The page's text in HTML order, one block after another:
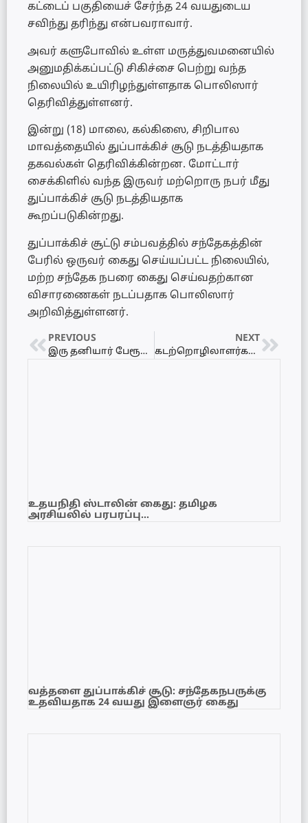
கட்டைப் பகுதியைச் சேர்ந்த 24 வயதுடைய
சவிந்து தரிந்து என்பவராவார்.
அவர் களுபோவில் உள்ள மருத்துவமனையில்
அனுமதிக்கப்பட்டு சிகிச்சை பெற்று வந்த
நிலையில் உயிரிழந்துள்ளதாக பொலிஸார்
தெரிவித்துள்ளனர்.
இன்று (18) மாலை, கல்கிஸை, சிறிபால
மாவத்தையில் துப்பாக்கிச் சூடு நடத்தியதாக
தகவல்கள் தெரிவிக்கின்றன. மோட்டார்
சைக்கிளில் வந்த இருவர் மற்றொரு நபர் மீது
துப்பாக்கிச் சூடு நடத்தியதாக
கூறப்படுகின்றது.
துப்பாக்கிச் சூட்டு சம்பவத்தில் சந்தேகத்தின்
பேரில் ஒருவர் கைது செய்யப்பட்ட நிலையில்,
மற்ற சந்தேக நபரை கைது செய்வதற்கான
விசாரணைகள் நடப்பதாக பொலிஸார்
அறிவித்துள்ளனர்.
PREVIOUS
இரு தனியார் பேரூந்துகள் மோதி கோர விபத்து!
NEXT
கடற்றொழிலாளர்களுக்கு அவசர எச்சரிக்கை
உதயநிதி ஸ்டாலின் கைது: தமிழக
அரசியலில் பரபரப்பு…
வத்தளை துப்பாக்கிச் சூடு: சந்தேகநபருக்கு
உதவியதாக 24 வயது இளைஞர் கைது